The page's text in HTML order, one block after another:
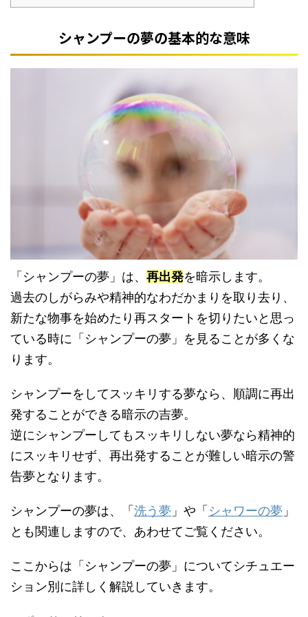
シャンプーの夢の基本的な意味
「シャンプーの夢」は、 再出発を暗示します。
過去のしがらみや精神的なわだかまりを取り去り、
新たな物事を始めたり再スタートを切りたいと思っ
ている時に「シャンプーの夢」を見ることが多くな
ります。
シャンプーをしてスッキリする夢なら、順調に再出
発することができる暗示の吉夢。
逆にシャンプーしてもスッキリしない夢なら精神的
にスッキリせず、再出発することが難しい暗示の警
告夢となります。
シャンプーの夢は、「 洗う夢 」や「 シャワーの夢 」
とも関連しますので、あわせてご覧ください。
ここからは「シャンプーの夢」についてシチュエー
ション別に詳しく解説していきます。